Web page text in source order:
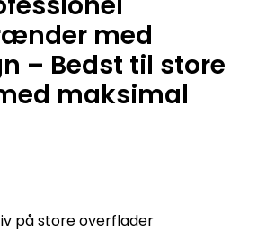
med
– Bedst til store
maksimal
på store overflader